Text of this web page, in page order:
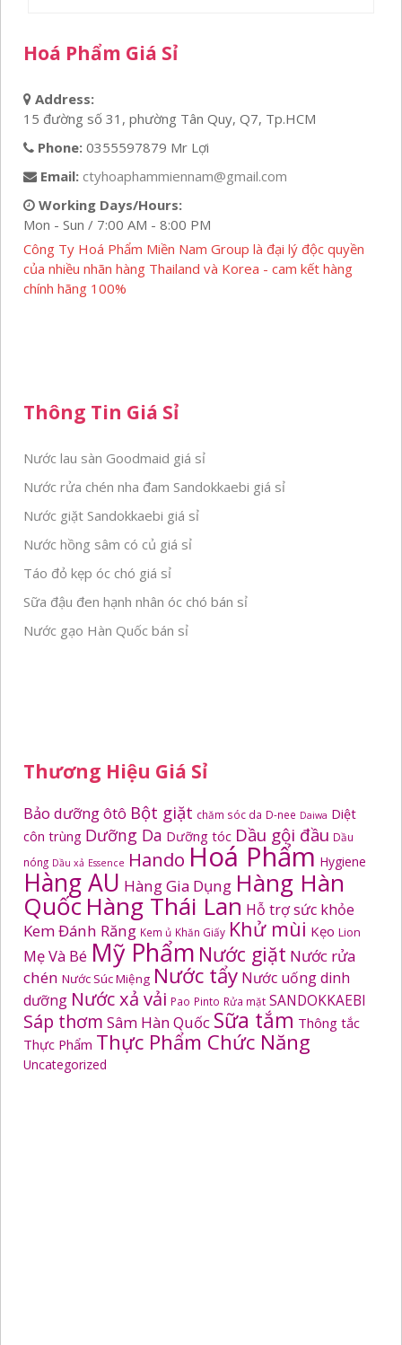
Hoá Phẩm Giá Sỉ
Address:
15 đường số 31, phường Tân Quy, Q7, Tp.HCM
Phone: 0355597879 Mr Lợi
Email: ctyhoaphammiennam@gmail.com
Working Days/Hours:
Mon - Sun / 7:00 AM - 8:00 PM
Công Ty Hoá Phẩm Miền Nam Group là đại lý độc quyền
của nhiều nhãn hàng Thailand và Korea - cam kết hàng
chính hãng 100%
Thông Tin Giá Sỉ
Nước lau sàn Goodmaid giá sỉ
Nước rửa chén nha đam Sandokkaebi giá sỉ
Nước giặt Sandokkaebi giá sỉ
Nước hồng sâm có củ giá sỉ
Táo đỏ kẹp óc chó giá sỉ
Sữa đậu đen hạnh nhân óc chó bán sỉ
Nước gạo Hàn Quốc bán sỉ
Thương Hiệu Giá Sỉ
Bảo dưỡng ôtô Bột giặt chăm sóc da D-nee Daiwa Diệt
côn trùng Dưỡng Da Dưỡng tóc Dầu gội đầu Dầu
nóng Dầu xả Essence Hando Hoá Phẩm Hygiene
Hàng AU Hàng Gia Dụng Hàng Hàn
Quốc Hàng Thái Lan Hỗ trợ sức khỏe
Kem Đánh Răng Kem ủ Khăn Giấy Khử mùi Kẹo Lion
Mẹ Và Bé Mỹ Phẩm Nước giặt Nước rửa
chén Nước Súc Miệng Nước tẩy Nước uống dinh
dưỡng Nước xả vải Pao Pinto Rửa mặt SANDOKKAEBI
Sáp thơm Sâm Hàn Quốc Sữa tắm Thông tắc
Thực Phẩm Thực Phẩm Chức Năng
Uncategorized